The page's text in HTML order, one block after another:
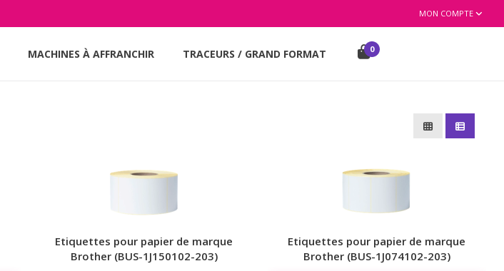
MON COMPTE
MACHINES À AFFRANCHIR TRACEURS / GRAND FORMAT 0
Etiquettes pour papier de marque
Brother (BUS-1J150102-203)
Etiquettes pour papier de marque
Brother (BUS-1J074102-203)